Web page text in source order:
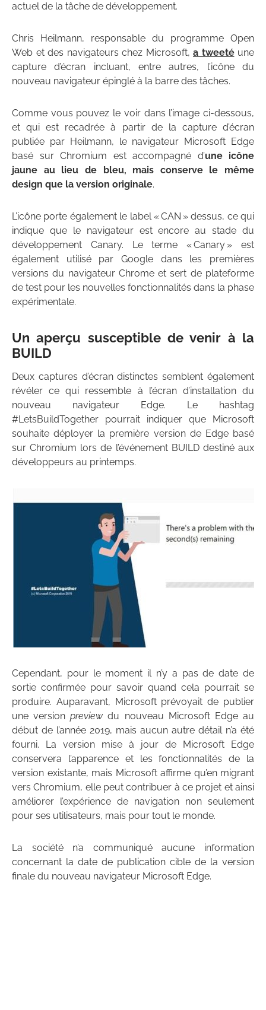
actuel de la tâche de développement.
Chris Heilmann, responsable du programme Open
Web et des navigateurs chez Microsoft, a tweetéune
capture d’écran incluant, entre autres, l’icône du
nouveau navigateur épinglé à la barre des tâches.
Comme vous pouvez le voir dans l’image ci-dessous,
et qui est recadrée à partir de la capture d’écran
publiée par Heilmann, le navigateur Microsoft Edge
basé sur Chromium est accompagné d’une icône
jaune au lieu de bleu, mais conserve le même
design que la version originale.
L’icône porte également le label « CAN » dessus, ce qui
indique que le navigateur est encore au stade du
développement Canary. Le terme « Canary » est
également utilisé par Google dans les premières
versions du navigateur Chrome et sert de plateforme
de test pour les nouvelles fonctionnalités dans la phase
expérimentale.
Un aperçu susceptible de venir à la
BUILD
Deux captures d’écran distinctes semblent également
révéler ce qui ressemble à l’écran d’installation du
nouveau navigateur Edge. Le hashtag
#LetsBuildTogether pourrait indiquer que Microsoft
souhaite déployer la première version de Edge basé
sur Chromium lors de l’événement BUILD destiné aux
développeurs au printemps.
Cependant, pour le moment il n’y a pas de date de
sortie confirmée pour savoir quand cela pourrait se
produire. Auparavant, Microsoft prévoyait de publier
une versionpreview du nouveau Microsoft Edge au
début de l’année 2019, mais aucun autre détail n’a été
fourni. La version mise à jour de Microsoft Edge
conservera l’apparence et les fonctionnalités de la
version existante, mais Microsoft affirme qu’en migrant
vers Chromium, elle peut contribuer à ce projet et ainsi
améliorer l’expérience de navigation non seulement
pour ses utilisateurs, mais pour tout le monde.
La société n’a communiqué aucune information
concernant la date de publication cible de la version
finale du nouveau navigateur Microsoft Edge.